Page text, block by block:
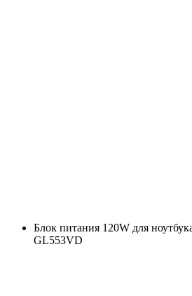
Блок питания 120W для
GL553VD